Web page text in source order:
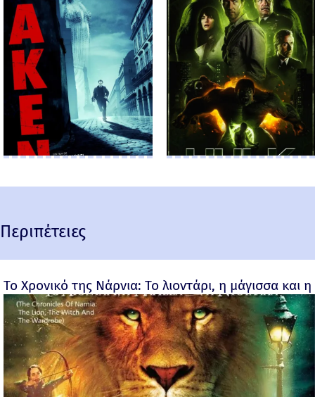
Περιπέτειες
Το Χρονικό της Νάρνια: Το λιοντάρι, η μάγισσα